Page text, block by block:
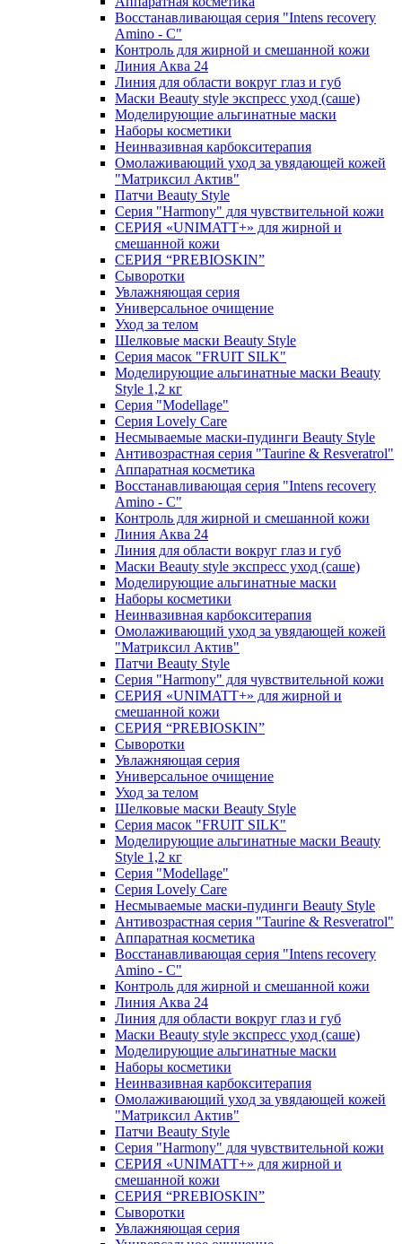
Восстанавливающая серия "Intens recovery
Amino - C"
Контроль для жирной и смешанной кожи
Линия Аква 24
Линия для области вокруг глаз и губ
Маски Beauty style экспресс уход (саше)
Моделирующие альгинатные маски
Наборы косметики
Неинвазивная карбокситерапия
Омолаживающий уход за увядающей кожей
"Матриксил Актив"
Патчи Beauty Style
Серия "Harmony" для чувствительной кожи
СЕРИЯ «UNIMATT+» для жирной и
смешанной кожи
СЕРИЯ “PREBIOSKIN”
Сыворотки
Увлажняющая серия
Универсальное очищение
Уход за телом
Шелковые маски Beauty Style
Серия масок "FRUIT SILK"
Моделирующие альгинатные маски Beauty
Style 1,2 кг
Серия "Modellage"
Cерия Lovely Care
Несмываемые маски-пудинги Beauty Style
Антивозрастная серия "Taurine & Resveratrol"
Аппаратная косметика
Восстанавливающая серия "Intens recovery
Amino - C"
Контроль для жирной и смешанной кожи
Линия Аква 24
Линия для области вокруг глаз и губ
Маски Beauty style экспресс уход (саше)
Моделирующие альгинатные маски
Наборы косметики
Неинвазивная карбокситерапия
Омолаживающий уход за увядающей кожей
"Матриксил Актив"
Патчи Beauty Style
Серия "Harmony" для чувствительной кожи
СЕРИЯ «UNIMATT+» для жирной и
смешанной кожи
СЕРИЯ “PREBIOSKIN”
Сыворотки
Увлажняющая серия
Универсальное очищение
Уход за телом
Шелковые маски Beauty Style
Серия масок "FRUIT SILK"
Моделирующие альгинатные маски Beauty
Style 1,2 кг
Серия "Modellage"
Cерия Lovely Care
Несмываемые маски-пудинги Beauty Style
Антивозрастная серия "Taurine & Resveratrol"
Аппаратная косметика
Восстанавливающая серия "Intens recovery
Amino - C"
Контроль для жирной и смешанной кожи
Линия Аква 24
Линия для области вокруг глаз и губ
Маски Beauty style экспресс уход (саше)
Моделирующие альгинатные маски
Наборы косметики
Неинвазивная карбокситерапия
Омолаживающий уход за увядающей кожей
"Матриксил Актив"
Патчи Beauty Style
Серия "Harmony" для чувствительной кожи
СЕРИЯ «UNIMATT+» для жирной и
смешанной кожи
СЕРИЯ “PREBIOSKIN”
Сыворотки
Увлажняющая серия